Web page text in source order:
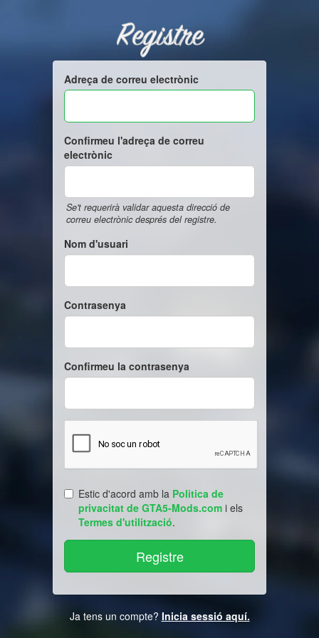
Registre
Adreça de correu electrònic
Confirmeu l'adreça de correu
electrònic
Se't requerirà validar aquesta direcció de
correu electrònic després del registre.
Nom d'usuari
Contrasenya
Confirmeu la contrasenya
Estic d'acord amb la Politica de
privacitat de GTA5-Mods.com i els
Termes d'utilització.
Ja tens un compte? Inicia sessió aquí.